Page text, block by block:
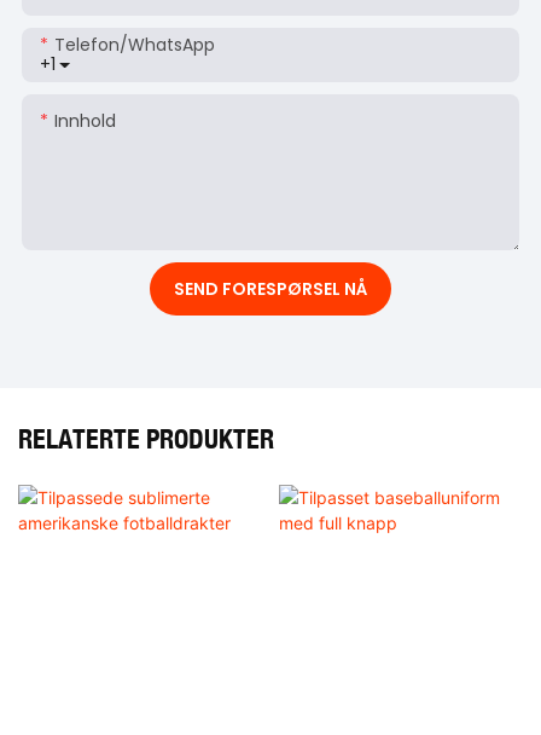
+1
Telefon/whatsApp
Innhold
SEND FORESPØRSEL NÅ
RELATERTE PRODUKTER